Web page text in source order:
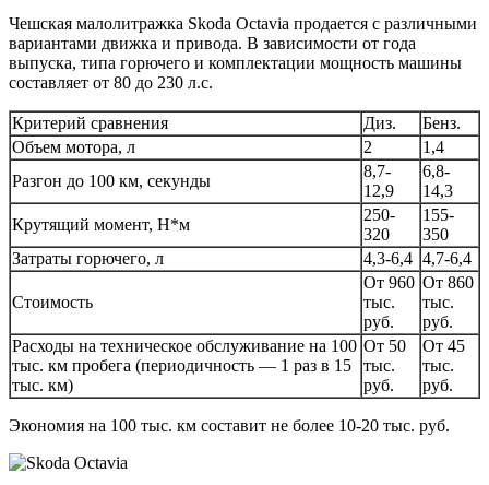
Чешская малолитражка Skoda Octavia продается с различными
вариантами движка и привода. В зависимости от года
выпуска, типа горючего и комплектации мощность машины
составляет от 80 до 230 л.с.
Критерий сравнения Диз.
Бенз.
Объем мотора, л
2
1,4
Разгон до 100 км, секунды
8,7-
12,9
6,8-
14,3
Крутящий момент, Н*м
250-
320
155-
350
Затраты горючего, л
4,3-6,4 4,7-6,4
Стоимость
От 960
тыс.
руб.
От 860
тыс.
руб.
Расходы на техническое обслуживание на 100
тыс. км пробега (периодичность — 1 раз в 15
тыс. км)
От 50
тыс.
руб.
От 45
тыс.
руб.
Экономия на 100 тыс. км составит не более 10-20 тыс. руб.